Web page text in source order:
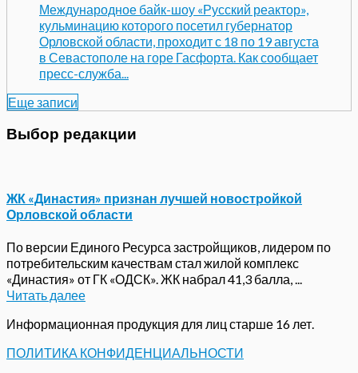
Международное байк-шоу «Русский реактор»,
кульминацию которого посетил губернатор
Орловской области, проходит с 18 по 19 августа
в Севастополе на горе Гасфорта. Как сообщает
пресс-служба...
Еще записи
Выбор редакции
ЖК «Династия» признан лучшей новостройкой
Орловской области
По версии Единого Ресурса застройщиков, лидером по
потребительским качествам стал жилой комплекс
«Династия» от ГК «ОДСК». ЖК набрал 41,3 балла, ...
Читать далее
Информационная продукция для лиц старше 16 лет.
ПОЛИТИКА КОНФИДЕНЦИАЛЬНОСТИ